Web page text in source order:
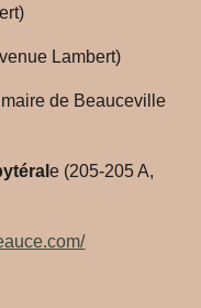
Lambert)
de Beauceville
e (205-205 A,